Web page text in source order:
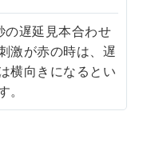
の遅延見本合わせ
激が赤の時は、遅
横向きになるとい
。